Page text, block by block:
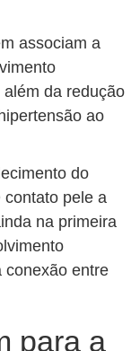
associam a
da redução
ao
do
pele a
na primeira
conexão entre
para a